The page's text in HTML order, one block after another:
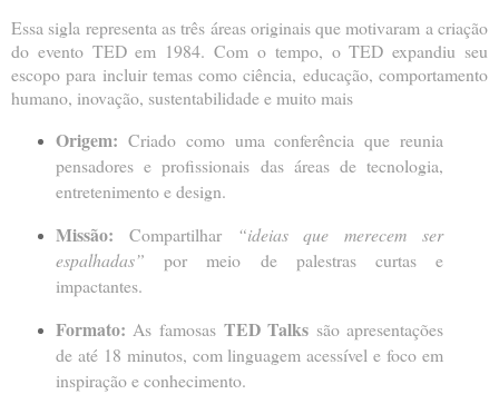
Essa sigla representa as três áreas originais que motivaram a criação
do evento TED em 1984. Com o tempo, o TED expandiu seu
escopo para incluir temas como ciência, educação, comportamento
humano, inovação, sustentabilidade e muito mais
Origem: Criado como uma conferência que reunia
pensadores e profissionais das áreas de tecnologia,
entretenimento e design.
Missão: Compartilhar
“ideias que merecem ser
espalhadas” por meio de palestras curtas e
impactantes.
Formato: As famosas TED Talks são apresentações
de até 18 minutos, com linguagem acessível e foco em
inspiração e conhecimento.